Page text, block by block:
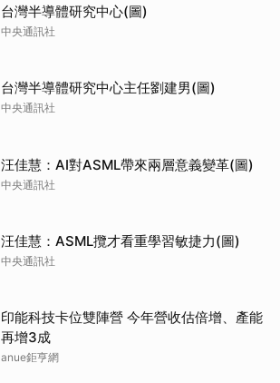
台灣半導體研究中心(圖)
中央通訊社
台灣半導體研究中心主任劉建男(圖)
中央通訊社
汪佳慧：AI對ASML帶來兩層意義變革(圖)
中央通訊社
汪佳慧：ASML攬才看重學習敏捷力(圖)
中央通訊社
印能科技卡位雙陣營 今年營收估倍增、產能
再增3成
anue鉅亨網